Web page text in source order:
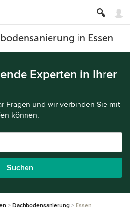
in Essen
Experten in Ihrer
Fragen und wir verbinden Sie mit
können.
Suchen
Dachbodensanierung Essen